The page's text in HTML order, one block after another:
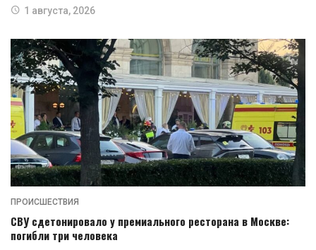
1 августа, 2026
ПРОИСШЕСТВИЯ
СВУ сдетонировало у премиального ресторана в Москве:
погибли три человека